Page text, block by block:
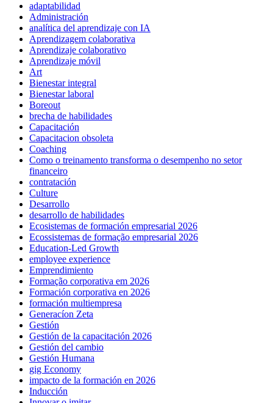
adaptabilidad
Administración
analítica del aprendizaje con IA
Aprendizagem colaborativa
Aprendizaje colaborativo
Aprendizaje móvil
Art
Bienestar integral
Bienestar laboral
Boreout
brecha de habilidades
Capacitación
Capacitacion obsoleta
Coaching
Como o treinamento transforma o desempenho no setor
financeiro
contratación
Culture
Desarrollo
desarrollo de habilidades
Ecosistemas de formación empresarial 2026
Ecossistemas de formação empresarial 2026
Education-Led Growth
employee experience
Emprendimiento
Formação corporativa em 2026
Formación corporativa en 2026
formación multiempresa
Generacíon Zeta
Gestión
Gestión de la capacitación 2026
Gestión del cambio
Gestión Humana
gig Economy
impacto de la formación en 2026
Inducción